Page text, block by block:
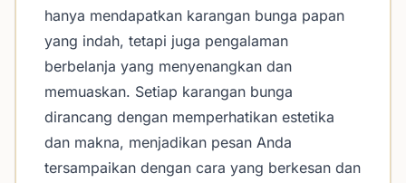
hanya mendapatkan karangan bunga papan
yang indah, tetapi juga pengalaman
berbelanja yang menyenangkan dan
memuaskan. Setiap karangan bunga
dirancang dengan memperhatikan estetika
dan makna, menjadikan pesan Anda
tersampaikan dengan cara yang berkesan dan